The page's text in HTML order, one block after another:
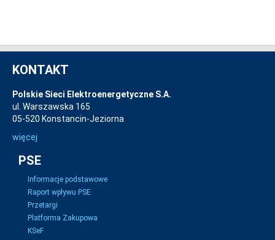
KONTAKT
Polskie Sieci Elektroenergetyczne S.A.
ul. Warszawska 165
05-520 Konstancin-Jeziorna
więcej
PSE
Informacje podstawowe
Raport wpływu PSE
Przetargi
Platforma Zakupowa
KSeF